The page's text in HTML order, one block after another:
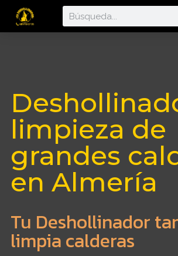
limpieza de
grandes
en Almería
Tu Deshollinador
limpia calderas